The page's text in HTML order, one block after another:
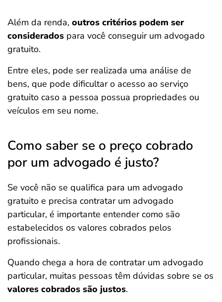
Além da renda, outros critérios podem ser
considerados para você conseguir um advogado
gratuito.
Entre eles, pode ser realizada uma análise de
bens, que pode dificultar o acesso ao serviço
gratuito caso a pessoa possua propriedades ou
veículos em seu nome.
Como saber se o preço cobrado
por um advogado é justo?
Se você não se qualifica para um advogado
gratuito e precisa contratar um advogado
particular, é importante entender como são
estabelecidos os valores cobrados pelos
profissionais.
Quando chega a hora de contratar um advogado
particular, muitas pessoas têm dúvidas sobre se os
valores cobrados são justos.